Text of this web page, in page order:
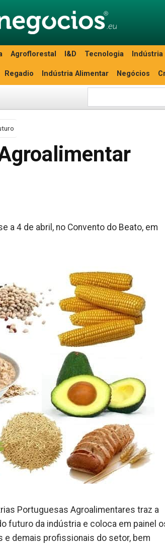
Agroflorestal I&D Tecnologia Indústria
Regadio Indústria Alimentar Negócios
a 4 de abril, no Convento do Beato, em
Portuguesas Agroalimentares traz a
futuro da indústria e coloca em painel
demais profissionais do setor, bem